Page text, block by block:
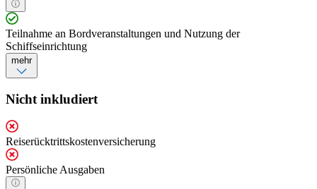
Teilnahme an Bordveranstaltungen und Nutzung der
Schiffseinrichtung
mehr
Nicht inkludiert
Reiserücktrittskostenversicherung
Persönliche Ausgaben